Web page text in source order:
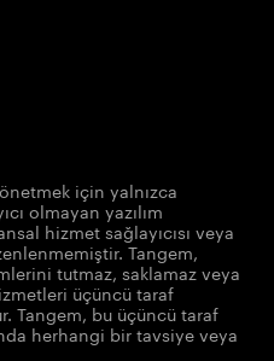
için yalnızca
olmayan yazılım
hizmet sağlayıcısı veya
Tangem,
tutmaz, saklamaz veya
üçüncü taraf
Tangem, bu üçüncü taraf
herhangi bir tavsiye veya